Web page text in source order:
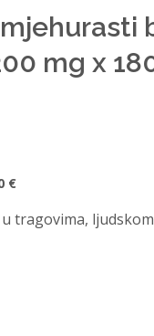
mg x
€
tragovima,